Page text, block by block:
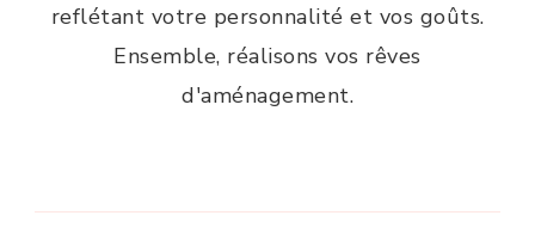
reflétant votre personnalité et vos goûts.
Ensemble, réalisons vos rêves
d'aménagement.